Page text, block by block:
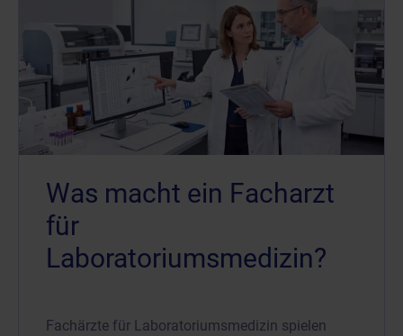
Was macht ein Facharzt
für
Laboratoriumsmedizin?
Fachärzte für Laboratoriumsmedizin spielen